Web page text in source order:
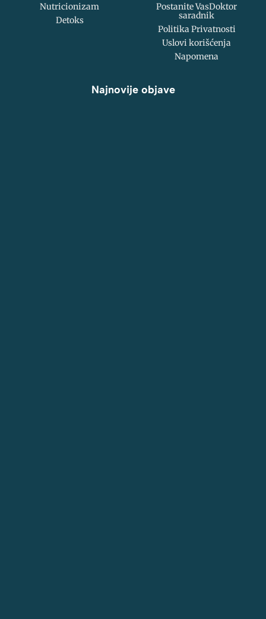
Nutricionizam
Detoks
Postanite VasDoktor
saradnik
Politika Privatnosti
Uslovi korišćenja
Napomena
Najnovije objave